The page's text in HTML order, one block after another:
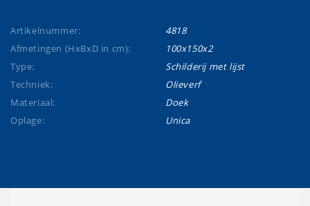
Artikelnummer:
4818
Afmetingen (HxBxD in cm):
100x150x2
Type:
Schilderij met lijst
Techniek:
Olieverf
Materiaal:
Doek
Oplage:
Unica